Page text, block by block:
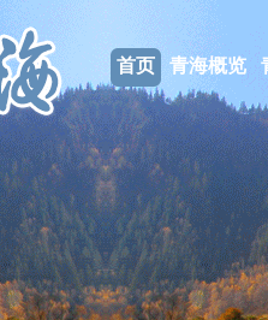
首页 青海概览